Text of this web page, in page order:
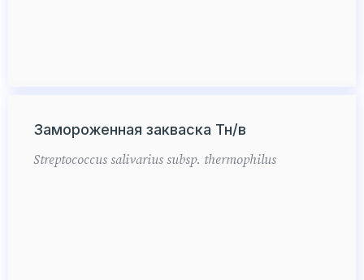
Замороженная закваска Тн/в
Streptococcus salivarius subsp. thermophilus